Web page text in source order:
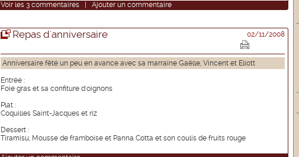
Voir les 3 commentaires Ajouter un commentaire
Repas d'anniversaire 02/11/2008
Anniversaire fêté un peu en avance avec sa marraine Gaëlle, Vincent et Eliott
Entrée :
Foie gras et sa confiture d'oignons
Plat :
Coquilles Saint-Jacques et riz
Dessert :
Tiramisu, Mousse de framboise et Panna Cotta et son coulis de fruits rouge